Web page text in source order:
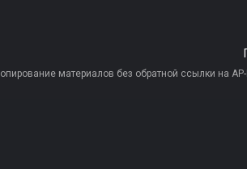
материалов без обратной ссылки на